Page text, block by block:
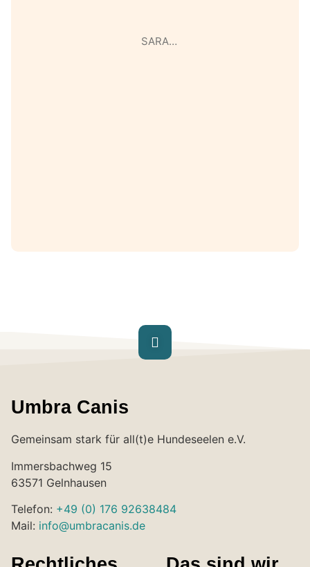
SARA…
Umbra Canis
Gemeinsam stark für all(t)e Hundeseelen e.V.
Immersbachweg 15
63571 Gelnhausen
Telefon: +49 (0) 176 92638484
Mail: info@umbracanis.de